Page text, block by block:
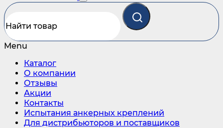
Menu
Каталог
О компании
Отзывы
Акции
Контакты
Испытания анкерных креплений
Для дистрибьюторов и поставщиков